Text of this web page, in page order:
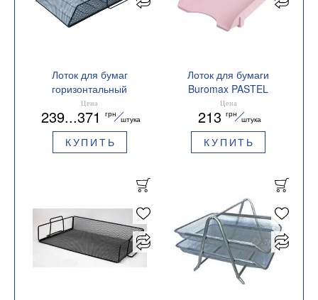
Лоток для бумаг
горизонтальный
335х265х85мм
металлический
Buromax BM.6254
Цена
239...371 грн
штука
КУПИТЬ
Лоток для бумаги
Buromax PASTEL
BM.6354
горизонтальный
пластиковый
358х260х66 мм
Цена
213 грн
штука
КУПИТЬ